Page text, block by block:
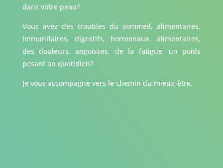
dans votre peau?
Vous avez des troubles du sommeil, alimentaires,
immunitaires, digestifs, hormonaux, alimentaires,
des douleurs, angoisses, de la fatigue, un poids
pesant au quotidien?
Je vous accompagne vers le chemin du mieux-être.